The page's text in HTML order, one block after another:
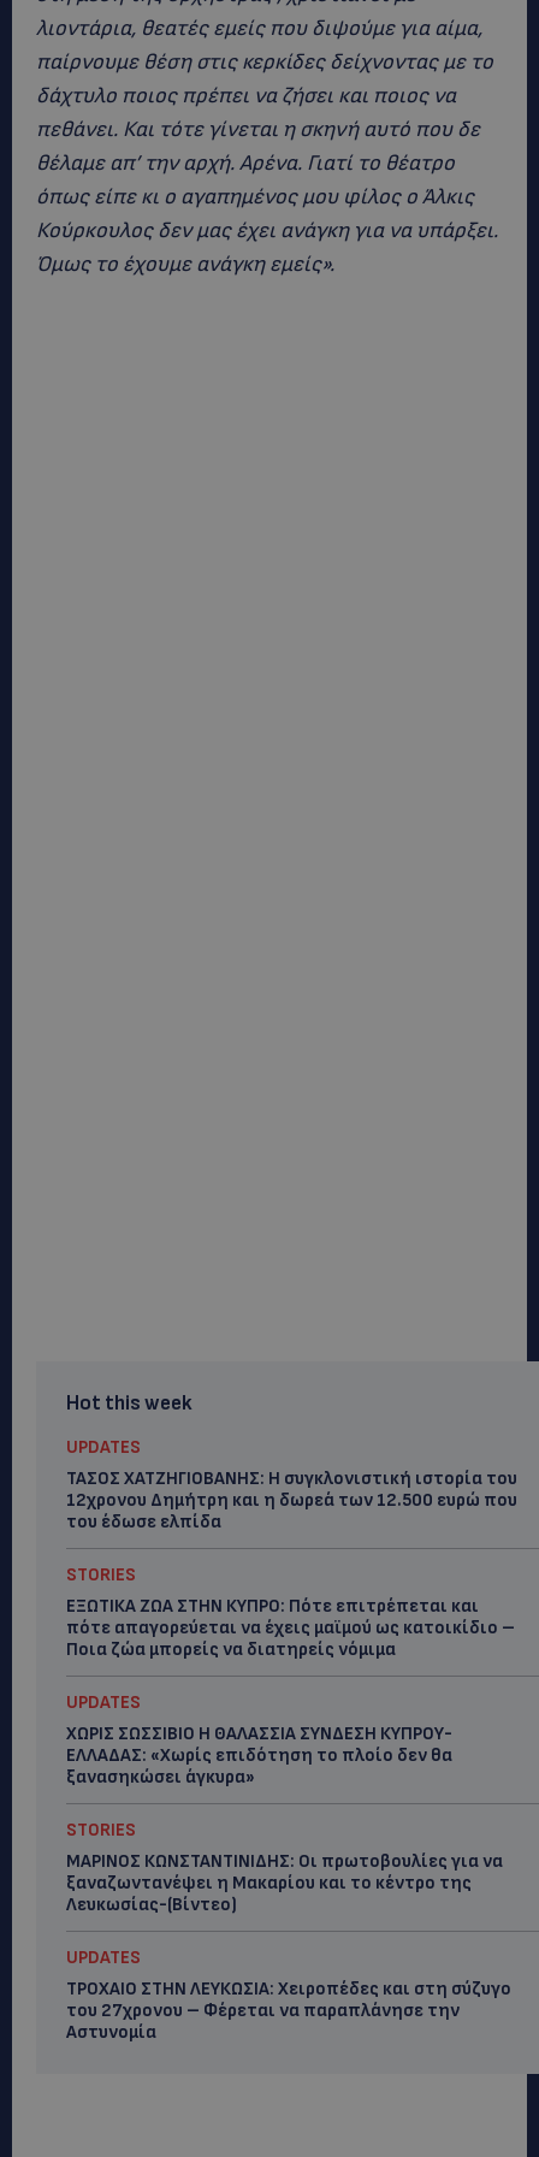
λιοντάρια, θεατές εμείς που διψούμε για αίμα,
παίρνουμε θέση στις κερκίδες δείχνοντας με το
δάχτυλο ποιος πρέπει να ζήσει και ποιος να
πεθάνει. Και τότε γίνεται η σκηνή αυτό που δε
θέλαμε απ’ την αρχή. Αρένα. Γιατί το θέατρο
όπως είπε κι ο αγαπημένος μου φίλος ο Άλκις
Κούρκουλος δεν μας έχει ανάγκη για να υπάρξει.
Όμως το έχουμε ανάγκη εμείς».
Hot this week
UPDATES
ΤΑΣΟΣ ΧΑΤΖΗΓΙΟΒΑΝΗΣ: Η συγκλονιστική ιστορία του
12χρονου Δημήτρη και η δωρεά των 12.500 ευρώ που
του έδωσε ελπίδα
STORIES
ΕΞΩΤΙΚΑ ΖΩΑ ΣΤΗΝ ΚΥΠΡΟ: Πότε επιτρέπεται και
πότε απαγορεύεται να έχεις μαϊμού ως κατοικίδιο –
Ποια ζώα μπορείς να διατηρείς νόμιμα
UPDATES
ΧΩΡΙΣ ΣΩΣΣΙΒΙΟ Η ΘΑΛΑΣΣΙΑ ΣΥΝΔΕΣΗ ΚΥΠΡΟΥ-
ΕΛΛΑΔΑΣ: «Χωρίς επιδότηση το πλοίο δεν θα
ξανασηκώσει άγκυρα»
STORIES
ΜΑΡΙΝΟΣ ΚΩΝΣΤΑΝΤΙΝΙΔΗΣ: Οι πρωτοβουλίες για να
ξαναζωντανέψει η Μακαρίου και το κέντρο της
Λευκωσίας-(Βίντεο)
UPDATES
ΤΡΟΧΑΙΟ ΣΤΗΝ ΛΕΥΚΩΣΙΑ: Χειροπέδες και στη σύζυγο
του 27χρονου – Φέρεται να παραπλάνησε την
Αστυνομία